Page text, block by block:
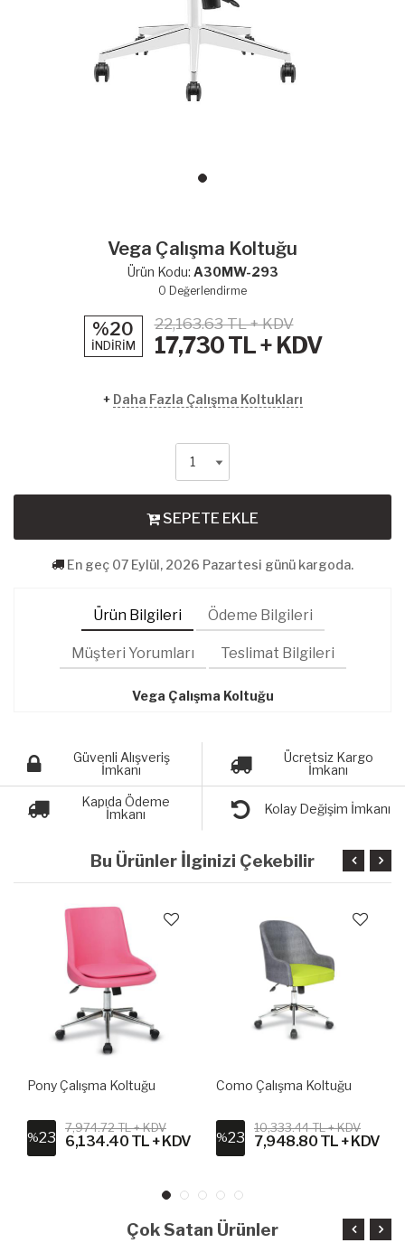
Vega Çalışma Koltuğu
Ürün Kodu: A30MW-293
0 Değerlendirme
%20
İNDİRİM
22,163.63 TL + KDV
17,730TL + KDV
+ Daha Fazla Çalışma Koltukları
SEPETE EKLE
En geç 07 Eylül, 2026 Pazartesi günü kargoda.
Ürün Bilgileri Ödeme Bilgileri
Müşteri Yorumları Teslimat Bilgileri
Vega Çalışma Koltuğu
Güvenli Alışveriş
İmkanı
Ücretsiz Kargo
İmkanı
Kapıda Ödeme
İmkanı
Kolay Değişim İmkanı
Bu Ürünler İlginizi Çekebilir
Pony Çalışma Koltuğu
%23
7,974.72 TL + KDV
6,134.40 TL + KDV
Como Çalışma Koltuğu
%23
10,333.44 TL + KDV
7,948.80 TL + KDV
Çok Satan Ürünler